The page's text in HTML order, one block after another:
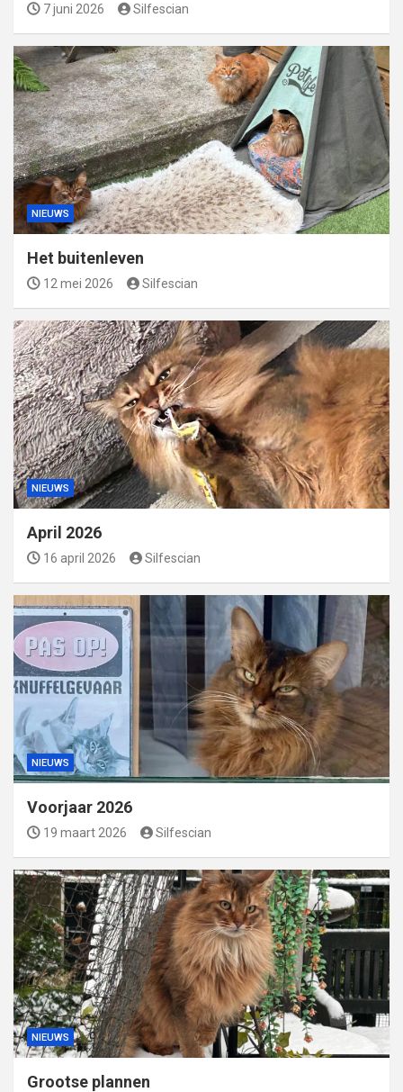
7 juni 2026 Silfescian
NIEUWS
Het buitenleven
12 mei 2026 Silfescian
NIEUWS
April 2026
16 april 2026 Silfescian
NIEUWS
Voorjaar 2026
19 maart 2026 Silfescian
NIEUWS
Grootse plannen